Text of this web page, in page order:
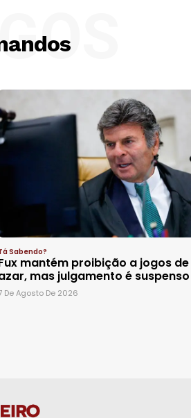
Sabendo?
mantém proibição a jogos de
mas julgamento é suspenso
De Agosto De 2026